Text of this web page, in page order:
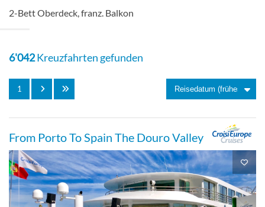
Suite
2-Bett Mitteldeck hinten, franz. Balkon-
[D]
2-Bett Oberdeck, franz. Balkon
6'042Kreuzfahrten gefunden
1
From Porto To Spain The Douro Valley